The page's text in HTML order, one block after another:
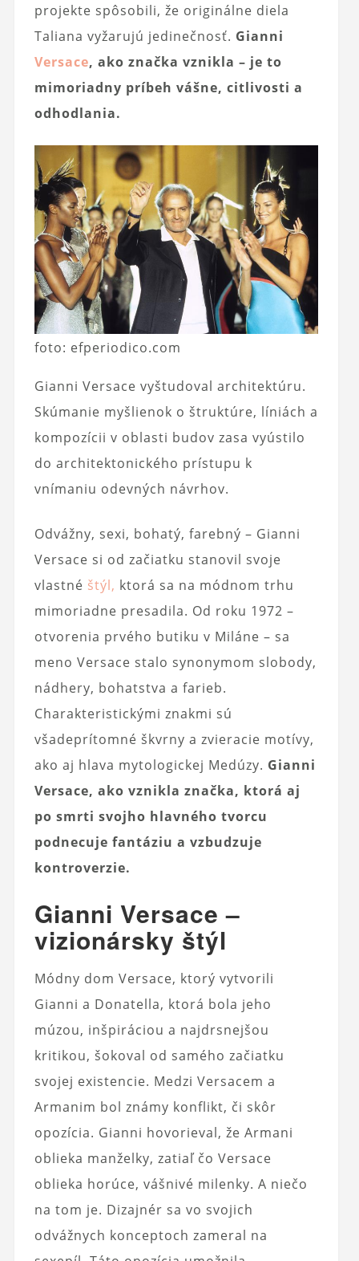
projekte spôsobili, že originálne diela
Taliana vyžarujú jedinečnosť. Gianni
Versace, ako značka vznikla – je to
mimoriadny príbeh vášne, citlivosti a
odhodlania.
foto: efperiodico.com
Gianni Versace vyštudoval architektúru.
Skúmanie myšlienok o štruktúre, líniách a
kompozícii v oblasti budov zasa vyústilo
do architektonického prístupu k
vnímaniu odevných návrhov.
Odvážny, sexi, bohatý, farebný – Gianni
Versace si od začiatku stanovil svoje
vlastné štýl, ktorá sa na módnom trhu
mimoriadne presadila. Od roku 1972 –
otvorenia prvého butiku v Miláne – sa
meno Versace stalo synonymom slobody,
nádhery, bohatstva a farieb.
Charakteristickými znakmi sú
všadeprítomné škvrny a zvieracie motívy,
ako aj hlava mytologickej Medúzy. Gianni
Versace, ako vznikla značka, ktorá aj
po smrti svojho hlavného tvorcu
podnecuje fantáziu a vzbudzuje
kontroverzie.
Gianni Versace –
vizionársky štýl
Módny dom Versace, ktorý vytvorili
Gianni a Donatella, ktorá bola jeho
múzou, inšpiráciou a najdrsnejšou
kritikou, šokoval od samého začiatku
svojej existencie. Medzi Versacem a
Armanim bol známy konflikt, či skôr
opozícia. Gianni hovorieval, že Armani
oblieka manželky, zatiaľ čo Versace
oblieka horúce, vášnivé milenky. A niečo
na tom je. Dizajnér sa vo svojich
odvážnych konceptoch zameral na